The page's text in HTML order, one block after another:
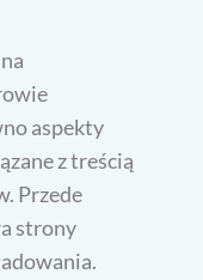
aspekty
z treścią
Przede
strony